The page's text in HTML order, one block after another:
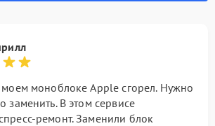
моноблоке Apple сгорел. Нужно
заменить. В этом сервисе
ремонт. Заменили блок